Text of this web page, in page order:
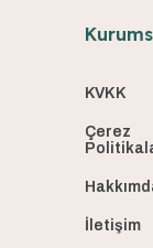
KVKK
Çerez
İletişim